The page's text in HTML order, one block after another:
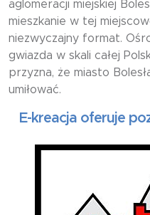
aglomeracji miejskiej
mieszkanie w tej
niezwyczajny format.
gwiazda w skali całej
przyzna, że miasto
umiłować.
oferuje